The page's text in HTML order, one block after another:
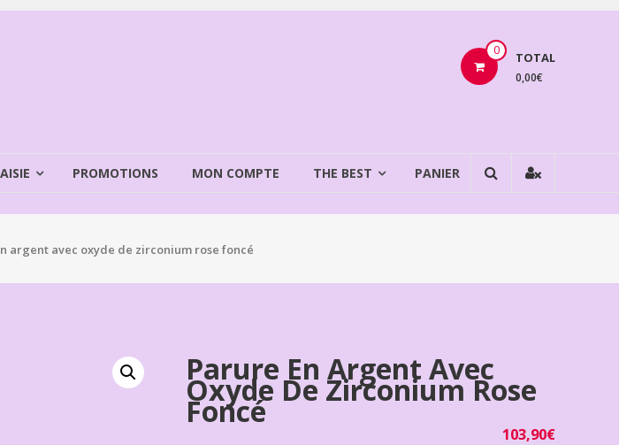
0 TOTAL
0,00€
PROMOTIONS MON COMPTE THE BEST PANIER
argent avec oxyde de zirconium rose foncé
Parure En Argent Avec
Oxyde De Zirconium Rose
Foncé
103,90€